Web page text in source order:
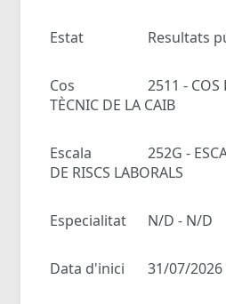
Estat Resultats
Cos
2511 - COS
TÈCNIC DE LA CAIB
Escala
252G -
DE RISCS LABORALS
Especialitat N/D - N/D
Data d'inici 31/07/2026